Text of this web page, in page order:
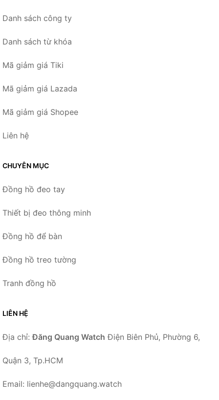
Danh sách công ty
Danh sách từ khóa
Mã giảm giá Tiki
Mã giảm giá Lazada
Mã giảm giá Shopee
Liên hệ
CHUYÊN MỤC
Đồng hồ đeo tay
Thiết bị đeo thông minh
Đồng hồ để bàn
Đồng hồ treo tường
Tranh đồng hồ
LIÊN HỆ
Địa chỉ:Đăng Quang Watch Điện Biên Phủ, Phường 6,
Quận 3, Tp.HCM
Email: lienhe@dangquang.watch